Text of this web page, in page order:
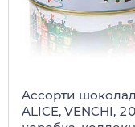
Aссорти
ALICE, VENCHI,